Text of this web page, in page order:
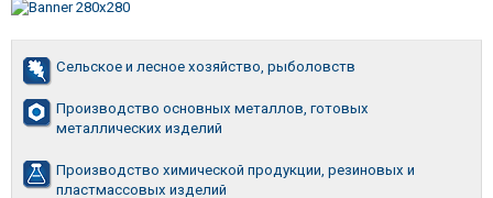
Сельское и лесное хозяйство, рыболовств
Производство основных металлов, готовых
металлических изделий
Производство химической продукции, резиновых и
пластмассовых изделий